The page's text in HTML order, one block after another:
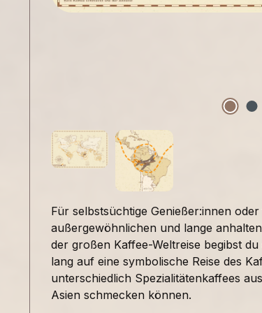
Für selbstsüchtige Genießer:innen
außergewöhnlichen und lange
der großen Kaffee-Weltreise begibst
lang auf eine symbolische Reise des
unterschiedlich Spezialitätenkaffees
Asien schmecken können.